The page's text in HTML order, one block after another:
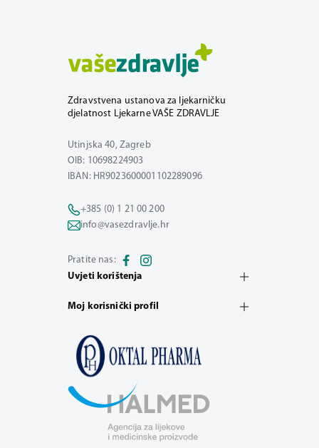
Zdravstvena ustanova za ljekarničku
djelatnost Ljekarne VAŠE ZDRAVLJE
Utinjska 40, Zagreb
OIB: 10698224903
IBAN: HR9023600001102289096
+385 (0) 1 21 00 200
info@vasezdravlje.hr
Pratite nas:
Uvjeti korištenja
Moj korisnički profil